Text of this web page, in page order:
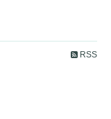
RSS